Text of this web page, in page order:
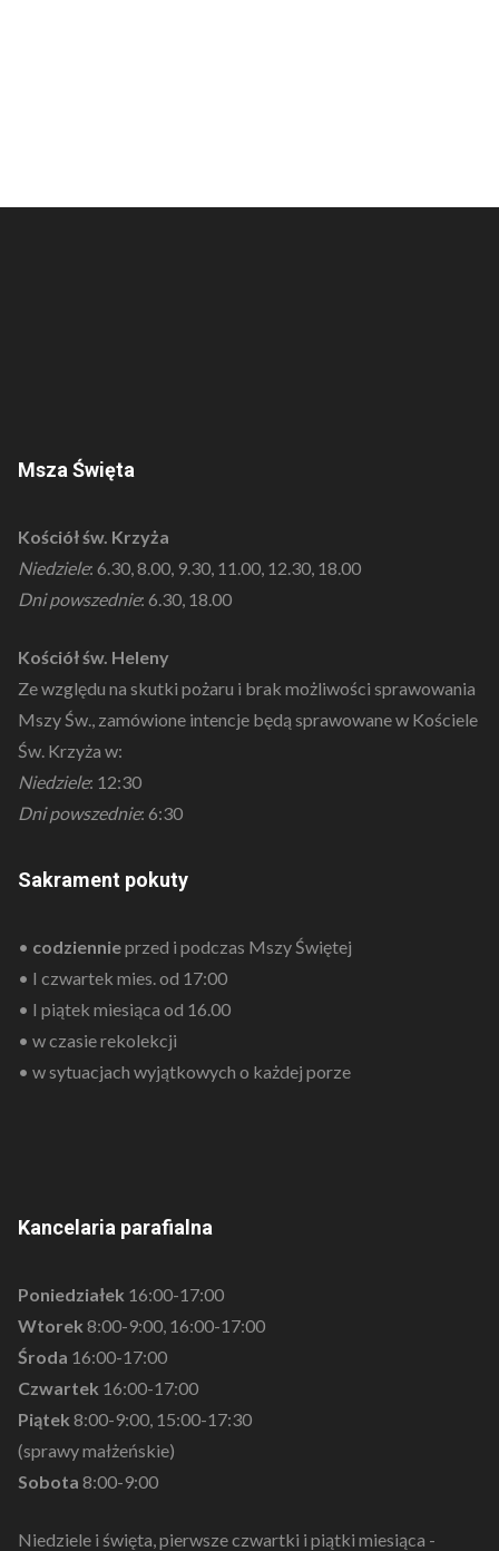
Msza Święta
Kościół św. Krzyża
Niedziele: 6.30, 8.00, 9.30, 11.00, 12.30, 18.00
Dni powszednie: 6.30, 18.00
Kościół św. Heleny
Ze względu na skutki pożaru i brak możliwości sprawowania
Mszy Św., zamówione intencje będą sprawowane w Kościele
Św. Krzyża w:
Niedziele: 12:30
Dni powszednie: 6:30
Sakrament pokuty
• codziennieprzed i podczas Mszy Świętej
• I czwartek mies. od 17:00
• I piątek miesiąca od 16.00
• w czasie rekolekcji
• w sytuacjach wyjątkowych o każdej porze
Kancelaria parafialna
Poniedziałek 16:00-17:00
Wtorek 8:00-9:00, 16:00-17:00
Środa 16:00-17:00
Czwartek 16:00-17:00
Piątek 8:00-9:00, 15:00-17:30
(sprawy małżeńskie)
Sobota 8:00-9:00
Niedziele i święta, pierwsze czwartki i piątki miesiąca -